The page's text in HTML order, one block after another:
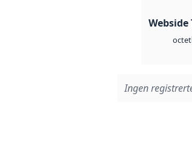
Webside
octet
Ingen